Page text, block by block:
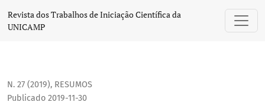
Pilot-scale purification of milk proteins by association of
Revista dos Trabalhos de Iniciação Científica da
UNICAMP
N. 27 (2019), RESUMOS
Publicado 2019-11-30